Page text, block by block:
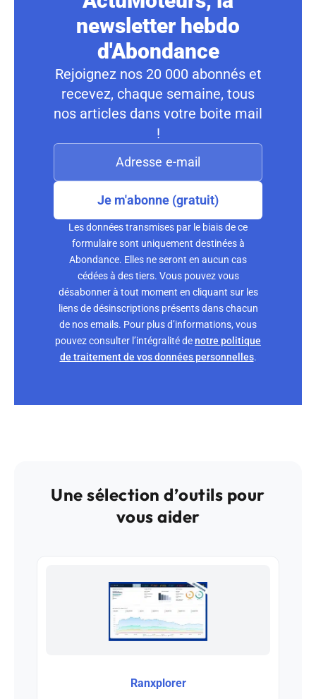
newsletter hebdo
d'Abondance
Rejoignez nos 20 000 abonnés et
recevez, chaque semaine, tous
nos articles dans votre boite mail
!
Je m'abonne (gratuit)
Les données transmises par le biais de ce
formulaire sont uniquement destinées à
Abondance. Elles ne seront en aucun cas
cédées à des tiers. Vous pouvez vous
désabonner à tout moment en cliquant sur les
liens de désinscriptions présents dans chacun
de nos emails. Pour plus d’informations, vous
pouvez consulter l’intégralité denotre politique
de traitement de vos données personnelles.
Une sélection d’outils pour
vous aider
Ranxplorer